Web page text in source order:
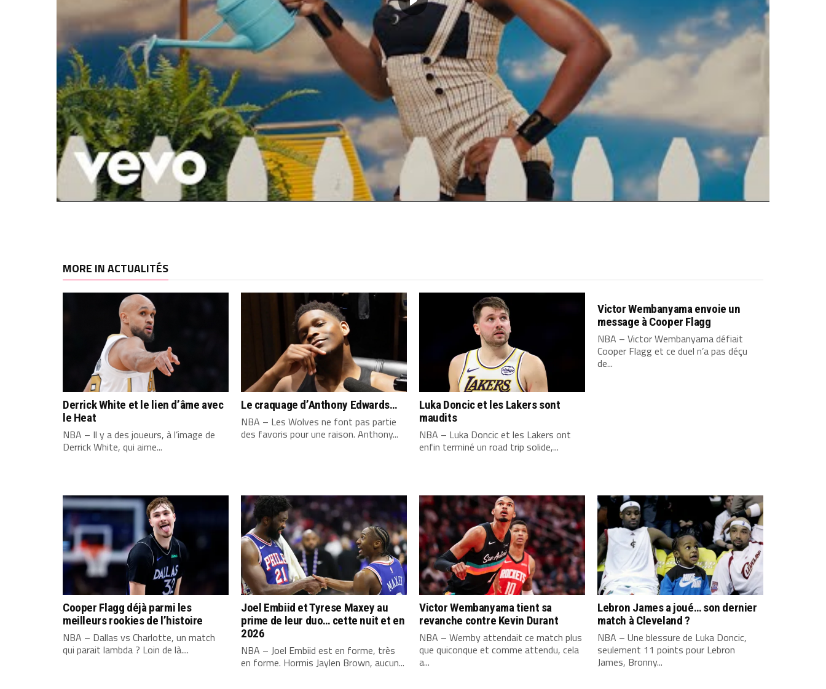
C’était les Rockets ou rien pour Joe
Johnson : « Je ne voulais jouer que
là-bas »
février 15, 2018
Dans "Actualités"
Officiel : Nik Stauskas et Wade
Baldwin prennent la direction de
Houston… Avant d’être envoyés à
Indiana, pour finalement se faire
couper !
février 7, 2019
Dans "Actualités"
James Harden absent pour les
Rockets : Pas grave, Houston a
toujours une réponse !
mars 12, 2018
Dans "Actualités"
RELATED TOPICS BRANDAN WRIGHT CLINT CAPELA JAZZ JOE JOHNSON NBA
NENE
ROCKETS
WARRIORS
CLICK TO COMMENT
MORE IN ACTUALITÉS
Derrick White et le lien d’âme avec
le Heat
NBA – Il y a des joueurs, à l’image de
Derrick White, qui aime...
Le craquage d’Anthony Edwards…
NBA – Les Wolves ne font pas partie
des favoris pour une raison. Anthony...
Luka Doncic et les Lakers sont
maudits
NBA – Luka Doncic et les Lakers ont
enfin terminé un road trip solide,...
Victor Wembanyama envoie un
message à Cooper Flagg
NBA – Victor Wembanyama défiait
Cooper Flagg et ce duel n’a pas déçu
de...
Cooper Flagg déjà parmi les
meilleurs rookies de l’histoire
NBA – Dallas vs Charlotte, un match
qui parait lambda ? Loin de là....
Joel Embiid et Tyrese Maxey au
prime de leur duo… cette nuit et en
2026
NBA – Joel Embiid est en forme, très
en forme. Hormis Jaylen Brown, aucun...
Victor Wembanyama tient sa
revanche contre Kevin Durant
NBA – Wemby attendait ce match plus
que quiconque et comme attendu, cela
a...
Lebron James a joué… son dernier
match à Cleveland ?
NBA – Une blessure de Luka Doncic,
seulement 11 points pour Lebron
James, Bronny...